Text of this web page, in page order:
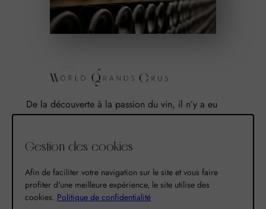
De la découverte à la passion du vin, il n’y a eu
qu’un pas. Un pas que nous avons franchi en faisant
là est né World Grands Crus avec pour mission de
nos terroirs.
Gestion des cookies
Afin de faciliter votre navigation sur le site et vous faire
profiter d'une meilleure expérience, le site utilise des
cookies. Politique de confidentialité